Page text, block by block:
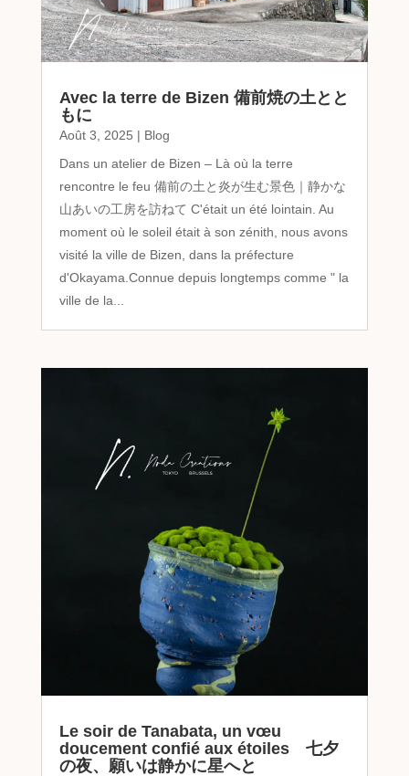
Avec la terre de Bizen 備前焼の土とと
もに
Août 3, 2025 | Blog
Dans un atelier de Bizen – Là où la terre
rencontre le feu 備前の土と炎が生む景色｜静かな
山あいの工房を訪ねて C'était un été lointain. Au
moment où le soleil était à son zénith, nous avons
visité la ville de Bizen, dans la préfecture
d'Okayama.Connue depuis longtemps comme " la
ville de la...
Le soir de Tanabata, un vœu
doucement confié aux étoiles 七夕
の夜、願いは静かに星へと